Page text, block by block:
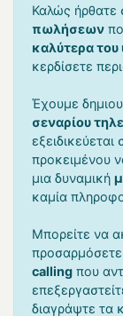
Καλώς ήρθατε
πωλήσεων
καλύτερα
κερδίσετε
Έχουμε
σεναρίου
εξειδικεύεται
προκειμένου
μια δυναμική
καμία
Μπορείτε να
προσαρμόσετε
calling που
διαγράψτε τα